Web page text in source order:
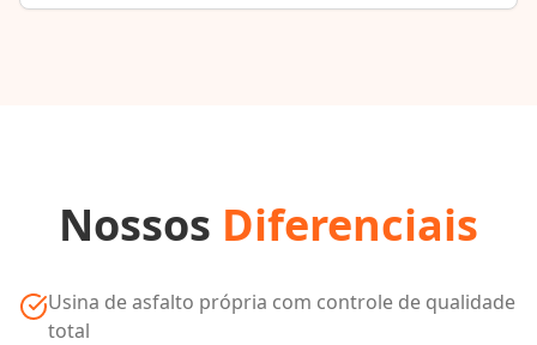
Nossos Diferenciais
Usina de asfalto própria com controle de qualidade
total